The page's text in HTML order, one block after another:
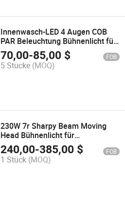
Innenwasch-LED 4 Augen COB
PAR Beleuchtung Bühnenlicht für
Show
70,00-85,00 $ FOB
5 Stücke (MOQ)
230W 7r Sharpy Beam Moving
Head Bühnenlicht für
Veranstaltungsshow
240,00-385,00 $ FOB
1 Stück (MOQ)